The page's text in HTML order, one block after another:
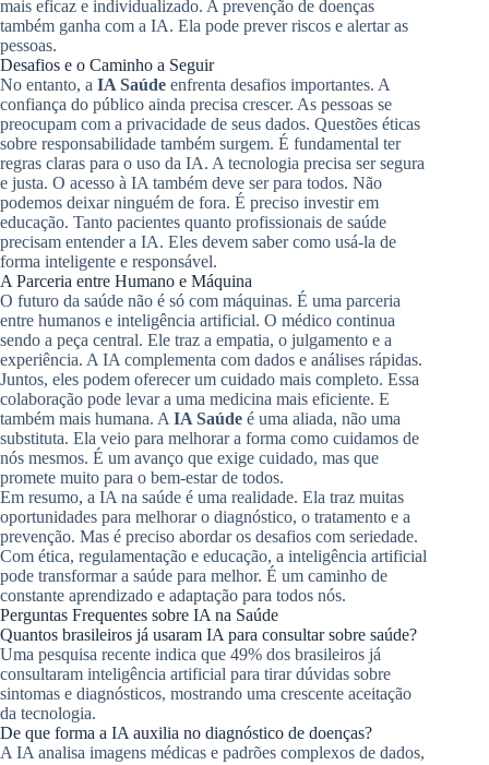
mais eficaz e individualizado. A prevenção de doenças
também ganha com a IA. Ela pode prever riscos e alertar as
pessoas.
Desafios e o Caminho a Seguir
No entanto, a IA Saúde enfrenta desafios importantes. A
confiança do público ainda precisa crescer. As pessoas se
preocupam com a privacidade de seus dados. Questões éticas
sobre responsabilidade também surgem. É fundamental ter
regras claras para o uso da IA. A tecnologia precisa ser segura
e justa. O acesso à IA também deve ser para todos. Não
podemos deixar ninguém de fora. É preciso investir em
educação. Tanto pacientes quanto profissionais de saúde
precisam entender a IA. Eles devem saber como usá-la de
forma inteligente e responsável.
A Parceria entre Humano e Máquina
O futuro da saúde não é só com máquinas. É uma parceria
entre humanos e inteligência artificial. O médico continua
sendo a peça central. Ele traz a empatia, o julgamento e a
experiência. A IA complementa com dados e análises rápidas.
Juntos, eles podem oferecer um cuidado mais completo. Essa
colaboração pode levar a uma medicina mais eficiente. E
também mais humana. A IA Saúde é uma aliada, não uma
substituta. Ela veio para melhorar a forma como cuidamos de
nós mesmos. É um avanço que exige cuidado, mas que
promete muito para o bem-estar de todos.
Em resumo, a IA na saúde é uma realidade. Ela traz muitas
oportunidades para melhorar o diagnóstico, o tratamento e a
prevenção. Mas é preciso abordar os desafios com seriedade.
Com ética, regulamentação e educação, a inteligência artificial
pode transformar a saúde para melhor. É um caminho de
constante aprendizado e adaptação para todos nós.
Perguntas Frequentes sobre IA na Saúde
Quantos brasileiros já usaram IA para consultar sobre saúde?
Uma pesquisa recente indica que 49% dos brasileiros já
consultaram inteligência artificial para tirar dúvidas sobre
sintomas e diagnósticos, mostrando uma crescente aceitação
da tecnologia.
De que forma a IA auxilia no diagnóstico de doenças?
A IA analisa imagens médicas e padrões complexos de dados,